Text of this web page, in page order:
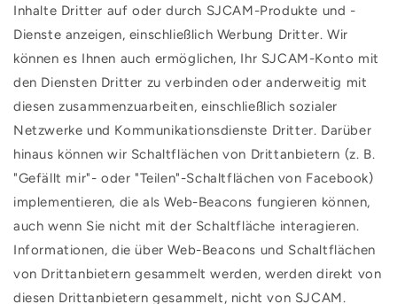
Inhalte Dritter auf oder durch SJCAM-Produkte und -
Dienste anzeigen, einschließlich Werbung Dritter. Wir
können es Ihnen auch ermöglichen, Ihr SJCAM-Konto mit
den Diensten Dritter zu verbinden oder anderweitig mit
diesen zusammenzuarbeiten, einschließlich sozialer
Netzwerke und Kommunikationsdienste Dritter. Darüber
hinaus können wir Schaltflächen von Drittanbietern (z. B.
"Gefällt mir"- oder "Teilen"-Schaltflächen von Facebook)
implementieren, die als Web-Beacons fungieren können,
auch wenn Sie nicht mit der Schaltfläche interagieren.
Informationen, die über Web-Beacons und Schaltflächen
von Drittanbietern gesammelt werden, werden direkt von
diesen Drittanbietern gesammelt, nicht von SJCAM.